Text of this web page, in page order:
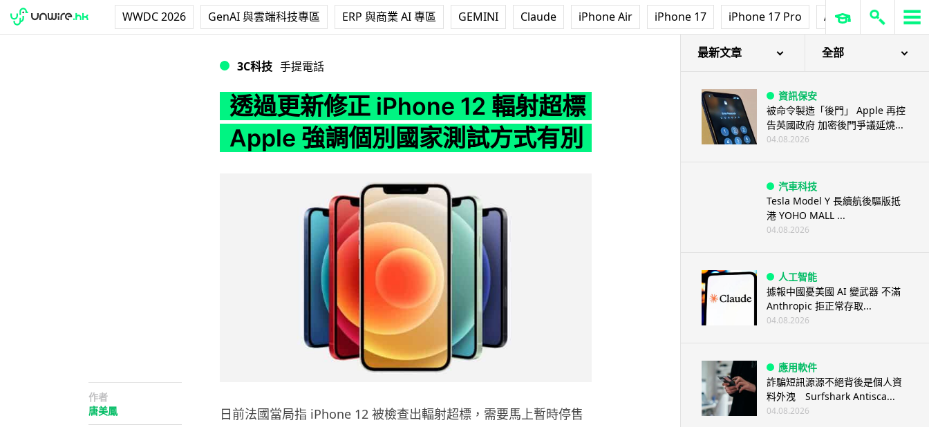
WWDC 2026 GenAI 與雲端科技專區 ERP 與商業 AI 專區 GEMINI Claude iPhone Air iPhone 17 iPhone 17 Pro AirPods Pro 3
3C科技 手提電話
透過更新修正 iPhone 12 輻射超標
Apple 強調個別國家測試方式有別
作者
唐美鳳
日前法國當局指 iPhone 12 被檢查出輻射超標，需要馬上暫時停售
最新文章 全部
資訊保安
被命令製造「後門」 Apple 再控
告英國政府 加密後門爭議延燒...
04.08.2026
汽車科技
Tesla Model Y 長續航後驅版抵
港 YOHO MALL ...
04.08.2026
人工智能
據報中國憂美國 AI 變武器 不滿
Anthropic 拒正常存取...
04.08.2026
應用軟件
詐騙短訊源源不絕背後是個人資
料外洩 Surfshark Antisca...
04.08.2026